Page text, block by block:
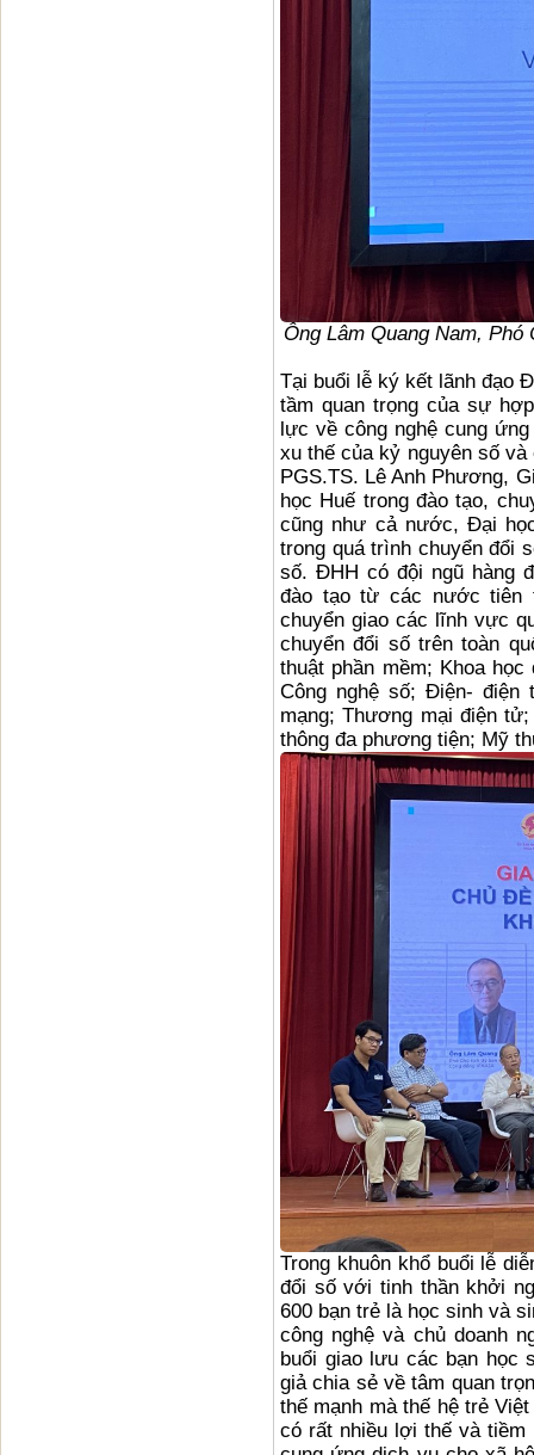
Ông Lâm Quang Nam,
Tại buổi lễ ký kết lãnh đạo
tầm quan trọng của sự
lực về công nghệ cung
xu thế của kỷ nguyên số
PGS.TS. Lê Anh Phương,
học Huế trong đào tạo,
cũng như cả nước, Đại
trong quá trình chuyển đổi
số. ĐHH có đội ngũ hàng
đào tạo từ các nước tiên
chuyển giao các lĩnh vực
chuyển đổi số trên toàn
thuật phần mềm; Khoa
Công nghệ số; Điện-
mạng; Thương mại điện
thông đa phương tiện; Mỹ
Trong khuôn khổ buổi lễ
đổi số với tinh thần khởi
600 bạn trẻ là học sinh và
công nghệ và chủ doanh
buổi giao lưu các bạn học
giả chia sẻ về tâm quan
thế mạnh mà thế hệ trẻ
có rất nhiều lợi thế và tiềm